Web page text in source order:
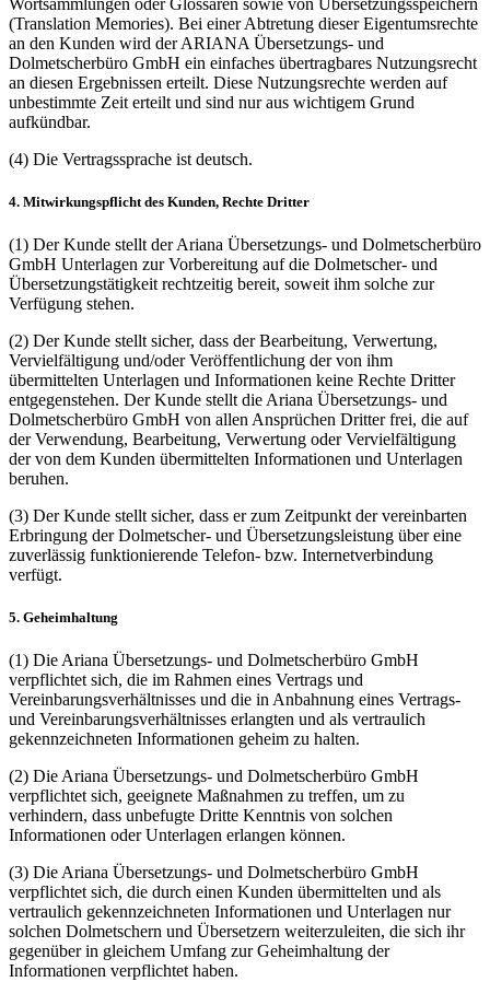
(Translation Memories). Bei einer Abtretung dieser Eigentumsrechte
an den Kunden wird der ARIANA Übersetzungs- und
Dolmetscherbüro GmbH ein einfaches übertragbares Nutzungsrecht
an diesen Ergebnissen erteilt. Diese Nutzungsrechte werden auf
unbestimmte Zeit erteilt und sind nur aus wichtigem Grund
aufkündbar.
(4) Die Vertragssprache ist deutsch.
4. Mitwirkungspflicht des Kunden, Rechte Dritter
(1) Der Kunde stellt der Ariana Übersetzungs- und Dolmetscherbüro
GmbH Unterlagen zur Vorbereitung auf die Dolmetscher- und
Übersetzungstätigkeit rechtzeitig bereit, soweit ihm solche zur
Verfügung stehen.
(2) Der Kunde stellt sicher, dass der Bearbeitung, Verwertung,
Vervielfältigung und/oder Veröffentlichung der von ihm
übermittelten Unterlagen und Informationen keine Rechte Dritter
entgegenstehen. Der Kunde stellt die Ariana Übersetzungs- und
Dolmetscherbüro GmbH von allen Ansprüchen Dritter frei, die auf
der Verwendung, Bearbeitung, Verwertung oder Vervielfältigung
der von dem Kunden übermittelten Informationen und Unterlagen
beruhen.
(3) Der Kunde stellt sicher, dass er zum Zeitpunkt der vereinbarten
Erbringung der Dolmetscher- und Übersetzungsleistung über eine
zuverlässig funktionierende Telefon- bzw. Internetverbindung
verfügt.
5. Geheimhaltung
(1) Die Ariana Übersetzungs- und Dolmetscherbüro GmbH
verpflichtet sich, die im Rahmen eines Vertrags und
Vereinbarungsverhältnisses und die in Anbahnung eines Vertrags-
und Vereinbarungsverhältnisses erlangten und als vertraulich
gekennzeichneten Informationen geheim zu halten.
(2) Die Ariana Übersetzungs- und Dolmetscherbüro GmbH
verpflichtet sich, geeignete Maßnahmen zu treffen, um zu
verhindern, dass unbefugte Dritte Kenntnis von solchen
Informationen oder Unterlagen erlangen können.
(3) Die Ariana Übersetzungs- und Dolmetscherbüro GmbH
verpflichtet sich, die durch einen Kunden übermittelten und als
vertraulich gekennzeichneten Informationen und Unterlagen nur
solchen Dolmetschern und Übersetzern weiterzuleiten, die sich ihr
gegenüber in gleichem Umfang zur Geheimhaltung der
Informationen verpflichtet haben.